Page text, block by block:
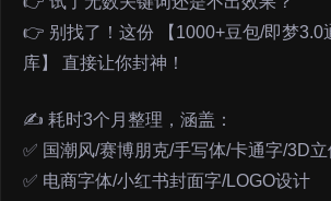
👉 别找了！这份 【1000+豆包/即梦3.0
库】 直接让你封神！
✍️ 耗时3个月整理，涵盖：
✅ 国潮风/赛博朋克/手写体/卡通字/3D
✅ 电商字体/小红书封面字/LOGO设计